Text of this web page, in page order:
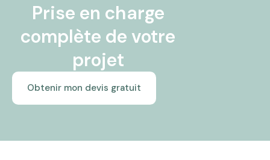
Prise en charge
complète de votre
projet
Obtenir mon devis gratuit